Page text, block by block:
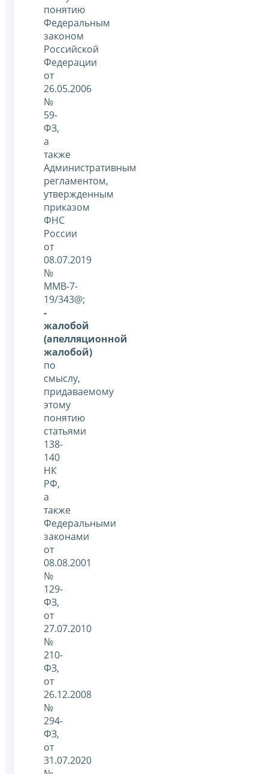
понятию
Федеральным
законом
Российской
Федерации
от
26.05.2006
№
59-
ФЗ,
а
также
Административным
регламентом,
утвержденным
приказом
ФНС
России
от
08.07.2019
№
ММВ-7-
19/343@;
-
жалобой
(апелляционной
жалобой)
по
смыслу,
придаваемому
этому
понятию
статьями
138-
140
НК
РФ,
а
также
Федеральными
законами
от
08.08.2001
№
129-
ФЗ,
от
27.07.2010
№
210-
ФЗ,
от
26.12.2008
№
294-
ФЗ,
от
31.07.2020